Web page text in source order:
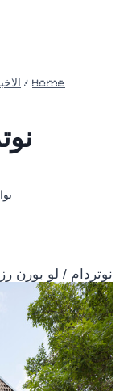
Home
/
نوتردام / لو بورن